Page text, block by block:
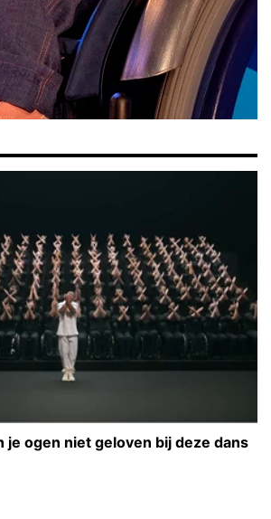
je ogen niet geloven bij deze dans